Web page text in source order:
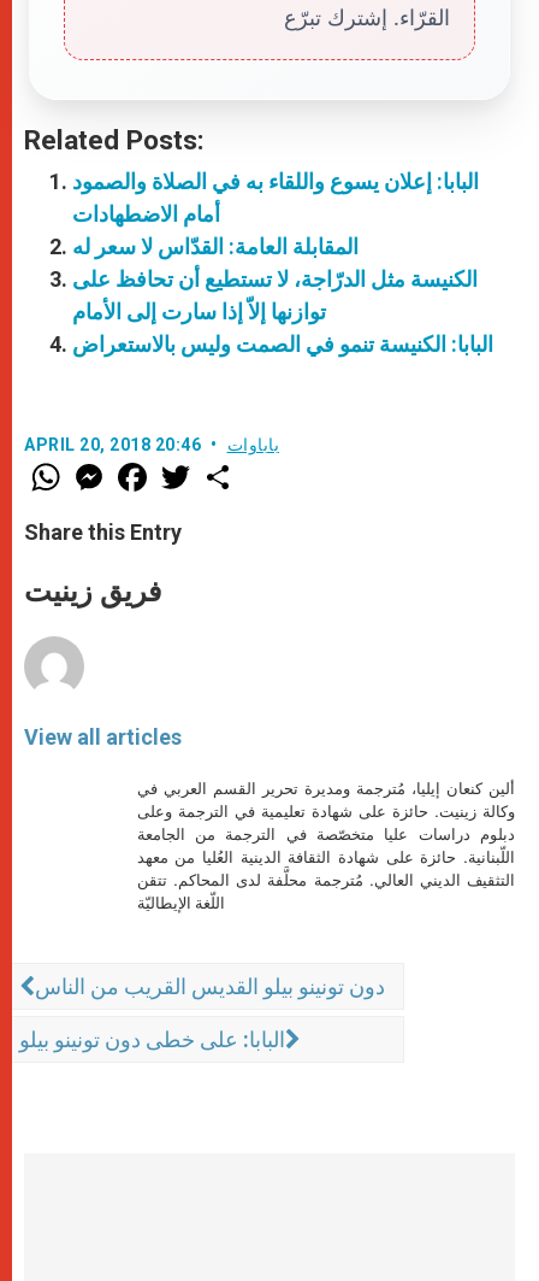
القرّاء. إشترك تبرّع
Related Posts:
البابا: إعلان يسوع واللقاء به في الصلاة والصمود
أمام الاضطهادات
المقابلة العامة: القدّاس لا سعر له
الكنيسة مثل الدرّاجة، لا تستطيع أن تحافظ على
توازنها إلاّ إذا سارت إلى الأمام
البابا: الكنيسة تنمو في الصمت وليس بالاستعراض
APRIL 20, 2018 20:46 باباوات
W
h
t
s
p
p
M
e
s
e
g
e
F
a
e
b
o
k
w
Share this Entry
فريق زينيت
View all articles
ألين كنعان إيليا، مُترجمة ومديرة تحرير القسم العربي في
وكالة زينيت. حائزة على شهادة تعليمية في الترجمة وعلى
دبلوم دراسات عليا متخصّصة في الترجمة من الجامعة
اللّبنانية. حائزة على شهادة الثقافة الدينية العُليا من معهد
التثقيف الديني العالي. مُترجمة محلَّفة لدى المحاكم. تتقن
اللّغة الإيطاليّة
دون تونينو بيلو القديس القريب من الناس
البابا: على خطى دون تونينو بيلو